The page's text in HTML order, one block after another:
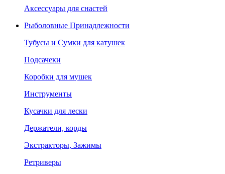
Аксессуары для снастей
Рыболовные Принадлежности
Тубусы и Сумки для катушек
Подсачеки
Коробки для мушек
Инструменты
Кусачки для лески
Держатели, корды
Экстракторы, Зажимы
Ретриверы